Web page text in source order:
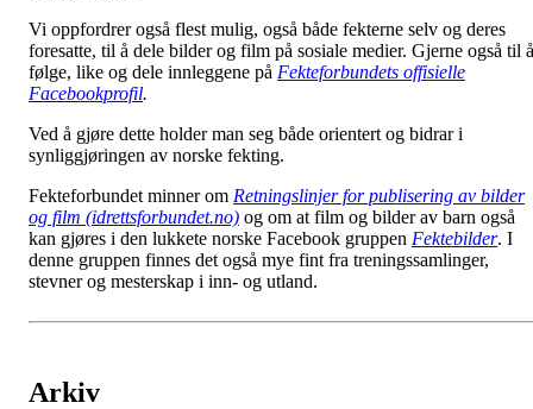
Vi oppfordrer også flest mulig, også både fekterne selv og deres
foresatte, til å dele bilder og film på sosiale medier. Gjerne også til å
følge, like og dele innleggene på Fekteforbundets offisielle
Facebookprofil.
Ved å gjøre dette holder man seg både orientert og bidrar i
synliggjøringen av norske fekting.
Fekteforbundet minner om Retningslinjer for publisering av bilder
og film (idrettsforbundet.no) og om at film og bilder av barn også
kan gjøres i den lukkete norske Facebook gruppen Fektebilder. I
denne gruppen finnes det også mye fint fra treningssamlinger,
stevner og mesterskap i inn- og utland.
Arkiv